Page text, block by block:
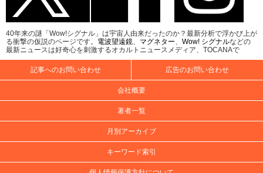
40年来の謎「Wow!シグナル」は宇宙人由来だったのか？最新分析で浮かび上が
る衝撃の仮説のページです。 電波望遠鏡、 マグネター、 Wow! シグナルなどの
最新ニュースは好奇心を刺激するオカルトニュースメディア、TOCANAで
記事へのお問い合わせ 広告のお問い合わせ
会社概要
著者一覧
月別アーカイブ
キーワード索引